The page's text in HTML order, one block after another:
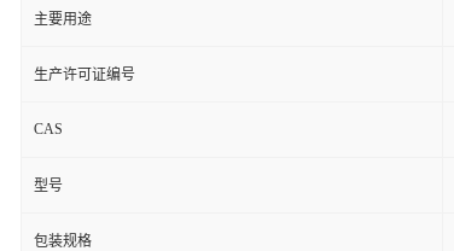
主要用途
生产许可证编号
CAS
型号
包装规格